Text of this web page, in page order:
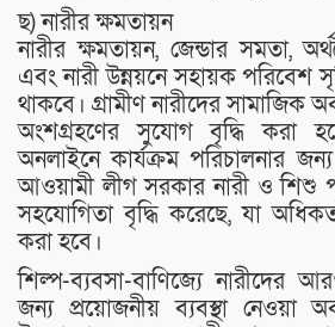
ছ) নারীর ক্ষমতায়ন
নারীর ক্ষমতায়ন, জেন্ডার সমতা,
এবং নারী উন্নয়নে সহায়ক পরিবেশ
থাকবে। গ্রামীণ নারীদের সামাজিক
অংশগ্রহণের সুযোগ বৃদ্ধি করা
অনলাইনে কার্যক্রম পরিচালনার জন্য
আওয়ামী লীগ সরকার নারী ও শিশু
সহযোগিতা বৃদ্ধি করেছে, যা
করা হবে।
শিল্প-ব্যবসা-বাণিজ্যে নারীদের
জন্য প্রয়োজনীয় ব্যবস্থা নেওয়া